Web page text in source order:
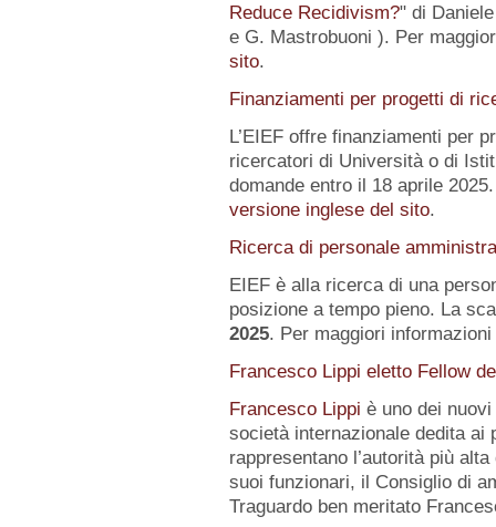
Reduce Recidivism?" di
e G. Mastrobuoni ). Per
sito.
Finanziamenti per progetti di
L’EIEF offre finanziamenti per
ricercatori di Università o di
domande entro il 18 aprile
versione inglese del sito.
Ricerca di personale
EIEF è alla ricerca di una
posizione a tempo pieno. La
2025. Per maggiori informazioni
Francesco Lippi eletto Fellow
Francesco Lippi è uno dei nuovi
società internazionale dedita ai
rappresentano l’autorità più
suoi funzionari, il Consiglio di
Traguardo ben meritato